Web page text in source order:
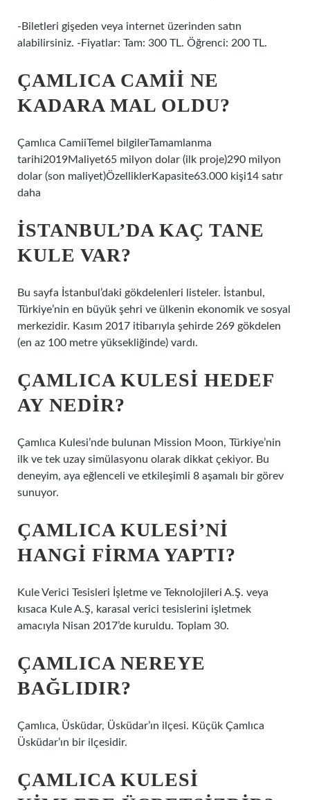
-Biletleri gişeden veya internet üzerinden satın
alabilirsiniz. -Fiyatlar: Tam: 300 TL. Öğrenci: 200 TL.
ÇAMLICA CAMII NE
KADARA MAL OLDU?
Çamlıca CamiiTemel bilgilerTamamlanma
tarihi2019Maliyet65 milyon dolar (ilk proje)290 milyon
dolar (son maliyet)ÖzelliklerKapasite63.000 kişi14 satır
daha
İSTANBUL’DA KAÇ TANE
KULE VAR?
Bu sayfa İstanbul’daki gökdelenleri listeler. İstanbul,
Türkiye’nin en büyük şehri ve ülkenin ekonomik ve sosyal
merkezidir. Kasım 2017 itibarıyla şehirde 269 gökdelen
(en az 100 metre yüksekliğinde) vardı.
ÇAMLICA KULESI HEDEF
AY NEDIR?
Çamlıca Kulesi’nde bulunan Mission Moon, Türkiye’nin
ilk ve tek uzay simülasyonu olarak dikkat çekiyor. Bu
deneyim, aya eğlenceli ve etkileşimli 8 aşamalı bir görev
sunuyor.
ÇAMLICA KULESI’NI
HANGI FIRMA YAPTI?
Kule Verici Tesisleri İşletme ve Teknolojileri A.Ş. veya
kısaca Kule A.Ş, karasal verici tesislerini işletmek
amacıyla Nisan 2017’de kuruldu. Toplam 30.
ÇAMLICA NEREYE
BAĞLIDIR?
Çamlıca, Üsküdar, Üsküdar’ın ilçesi. Küçük Çamlıca
Üsküdar’ın bir ilçesidir.
ÇAMLICA KULESI